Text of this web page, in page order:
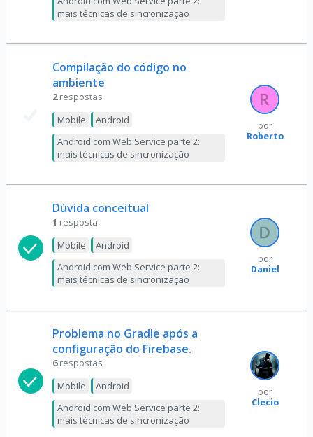
mais técnicas de sincronização
Compilação do código no
ambiente
2 respostas
Mobile
Android
Android com Web Service parte 2:
mais técnicas de sincronização
por
Roberto
Dúvida conceitual
1 resposta
Mobile
Android
Android com Web Service parte 2:
mais técnicas de sincronização
por
Daniel
Problema no Gradle após a
configuração do Firebase.
6 respostas
Mobile
Android
Android com Web Service parte 2:
mais técnicas de sincronização
por
Clecio